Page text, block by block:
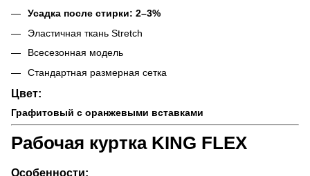
Усадка после стирки: 2–3%
Эластичная ткань Stretch
Всесезонная модель
Стандартная размерная сетка
Цвет:
Графитовый с оранжевыми вставками
Рабочая куртка KING FLEX
Особенности: